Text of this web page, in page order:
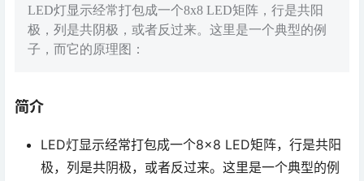
LED灯显示经常打包成一个8x8 LED矩阵，行是共阳
极，列是共阴极，或者反过来。这里是一个典型的例
子，而它的原理图：
简介
LED灯显示经常打包成一个8×8 LED矩阵，行是共阳
极，列是共阴极，或者反过来。这里是一个典型的例